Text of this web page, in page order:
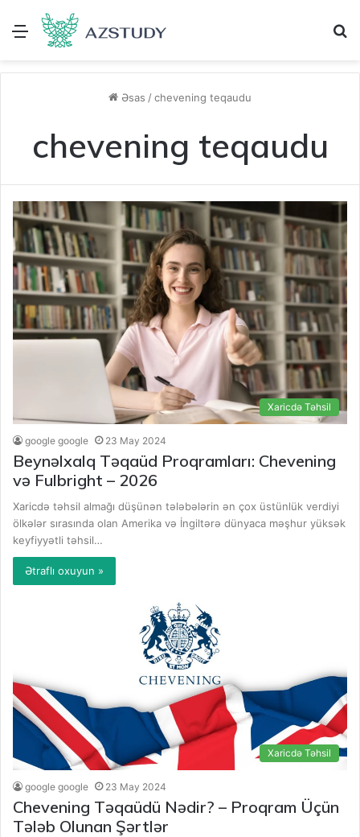
Menu
Əsas /chevening teqaudu
chevening teqaudu
Xaricdə Təhsil
google google 23 May 2024
Beynəlxalq Təqaüd Proqramları: Chevening
və Fulbright – 2026
Xaricdə təhsil almağı düşünən tələbələrin ən çox üstünlük verdiyi
ölkələr sırasında olan Amerika və İngiltərə dünyaca məşhur yüksək
keyfiyyətli təhsil…
Ətraflı oxuyun »
Xaricdə Təhsil
google google 23 May 2024
Chevening Təqaüdü Nədir? – Proqram Üçün
Tələb Olunan Şərtlər